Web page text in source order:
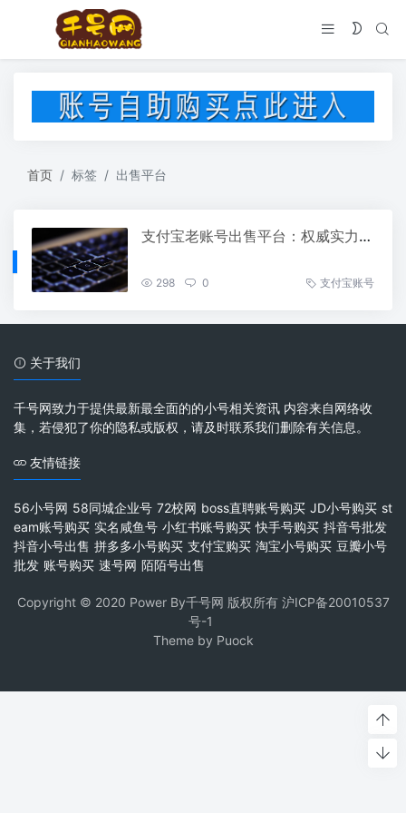
首页 标签 出售平台
支付宝老账号出售平台：权威实力，值得信赖
298 0 支付宝账号
关于我们
千号网致力于提供最新最全面的的小号相关资讯 内容来自网络收
集，若侵犯了你的隐私或版权，请及时联系我们删除有关信息。
友情链接
56小号网 58同城企业号 72校网 boss直聘账号购买 JD小号购买 st
eam账号购买 实名咸鱼号 小红书账号购买 快手号购买 抖音号批发
抖音小号出售 拼多多小号购买 支付宝购买 淘宝小号购买 豆瓣小号
批发 账号购买 速号网 陌陌号出售
Copyright © 2020 Power By千号网 版权所有 沪ICP备20010537
号-1
Theme by Puock